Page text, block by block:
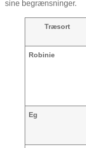
sine begrænsninger.
Træsort
Robinie
Eg